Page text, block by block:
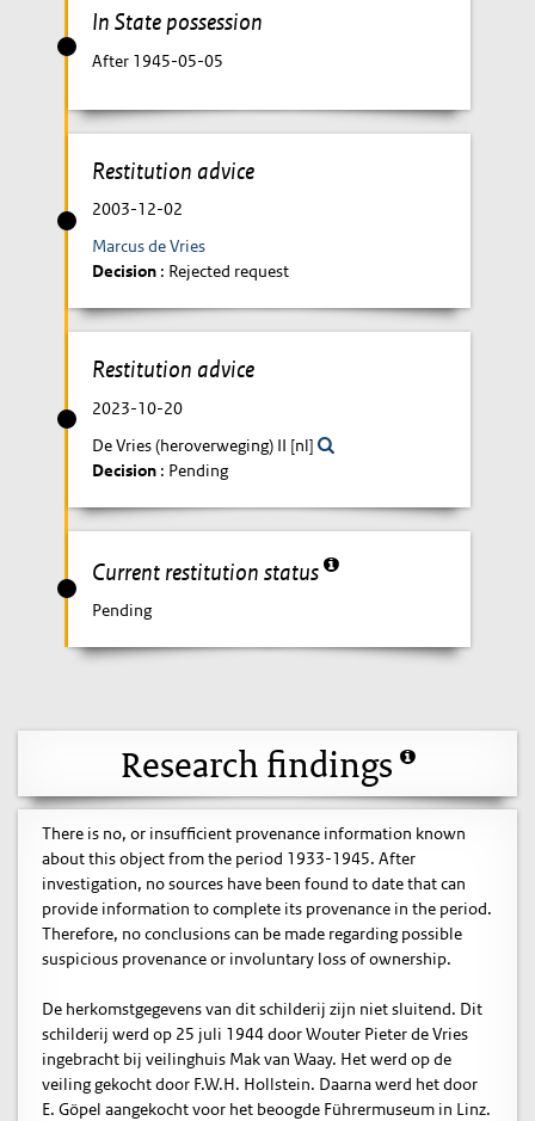
In State possession
After 1945-05-05
Restitution advice
2003-12-02
Marcus de Vries
Decision : Rejected request
Restitution advice
2023-10-20
De Vries (heroverweging) II [nl]
Decision : Pending
Current restitution status
Pending
Research findings
There is no, or insufficient provenance information known
about this object from the period 1933-1945. After
investigation, no sources have been found to date that can
provide information to complete its provenance in the period.
Therefore, no conclusions can be made regarding possible
suspicious provenance or involuntary loss of ownership.
De herkomstgegevens van dit schilderij zijn niet sluitend. Dit
schilderij werd op 25 juli 1944 door Wouter Pieter de Vries
ingebracht bij veilinghuis Mak van Waay. Het werd op de
veiling gekocht door F.W.H. Hollstein. Daarna werd het door
E. Göpel aangekocht voor het beoogde Führermuseum in Linz.